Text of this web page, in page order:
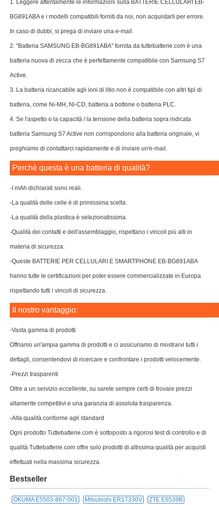
1. Leggere attentamente le informazioni sulla BATTERIE CELLULARI EB-
BG891ABA e i modelli compatibili forniti da noi, non acquistarli per errore.
In caso di dubbi, si prega di inviare una e-mail.
2. "Batteria SAMSUNG EB-BG891ABA" fornita da tuttebatterie.com è una
batteria nuova di zecca che è perfettamente compatibile con Samsung S7
Active.
3. La batteria ricaricabile agli ioni di litio non è compatibile con altri tipi di
batteria, come Ni-MH, Ni-CD, batteria a bottone o batteria PLC.
4. Se l'aspetto o la capacità / la tensione della batteria sopra indicata
batteria Samsung S7 Active non corrispondono alla batteria originale, vi
preghiamo di contattarci rapidamente e di inviare un'e-mail.
Perchè questa è una batteria di qualità?
-I mAh dichiarati sono reali.
-La qualità delle celle è di primissima scelta.
-La qualità della plastica è selezionatissima.
-Qualità dei contatti e dell'assemblaggio, rispettano i vincoli più alti in
materia di sicurezza.
-Queste BATTERIE PER CELLULARI E SMARTPHONE EB-BG891ABA
hanno tutte le certificazioni per poter essere commercializzate in Europa
rispettando tutti i vincoli di sicurezza.
Il nostro vantaggio:
-Vasta gamma di prodotti
Offriamo un'ampia gamma di prodotti e ci assicuriamo di mostrarvi tutti i
dettagli, consentendovi di ricercare e confrontare i prodotti velocemente.
-Prezzi trasparenti
Oltre a un servizio eccellente, su sarete sempre certi di trovare prezzi
altamente competitivi e una garanzia di assoluta trasparenza.
-Alta qualità conforme agli standard
Ogni prodotto Tuttebatterie.com è sottoposto a rigorosi test di controllo e di
qualità.Tuttebatterie.com offre solo prodotti di altissima qualità per acquisti
effettuati nella massima sicurezza.
Bestseller
OKUMA E5503-867-001 Mitsubishi ER17330V
ZTE E6539B